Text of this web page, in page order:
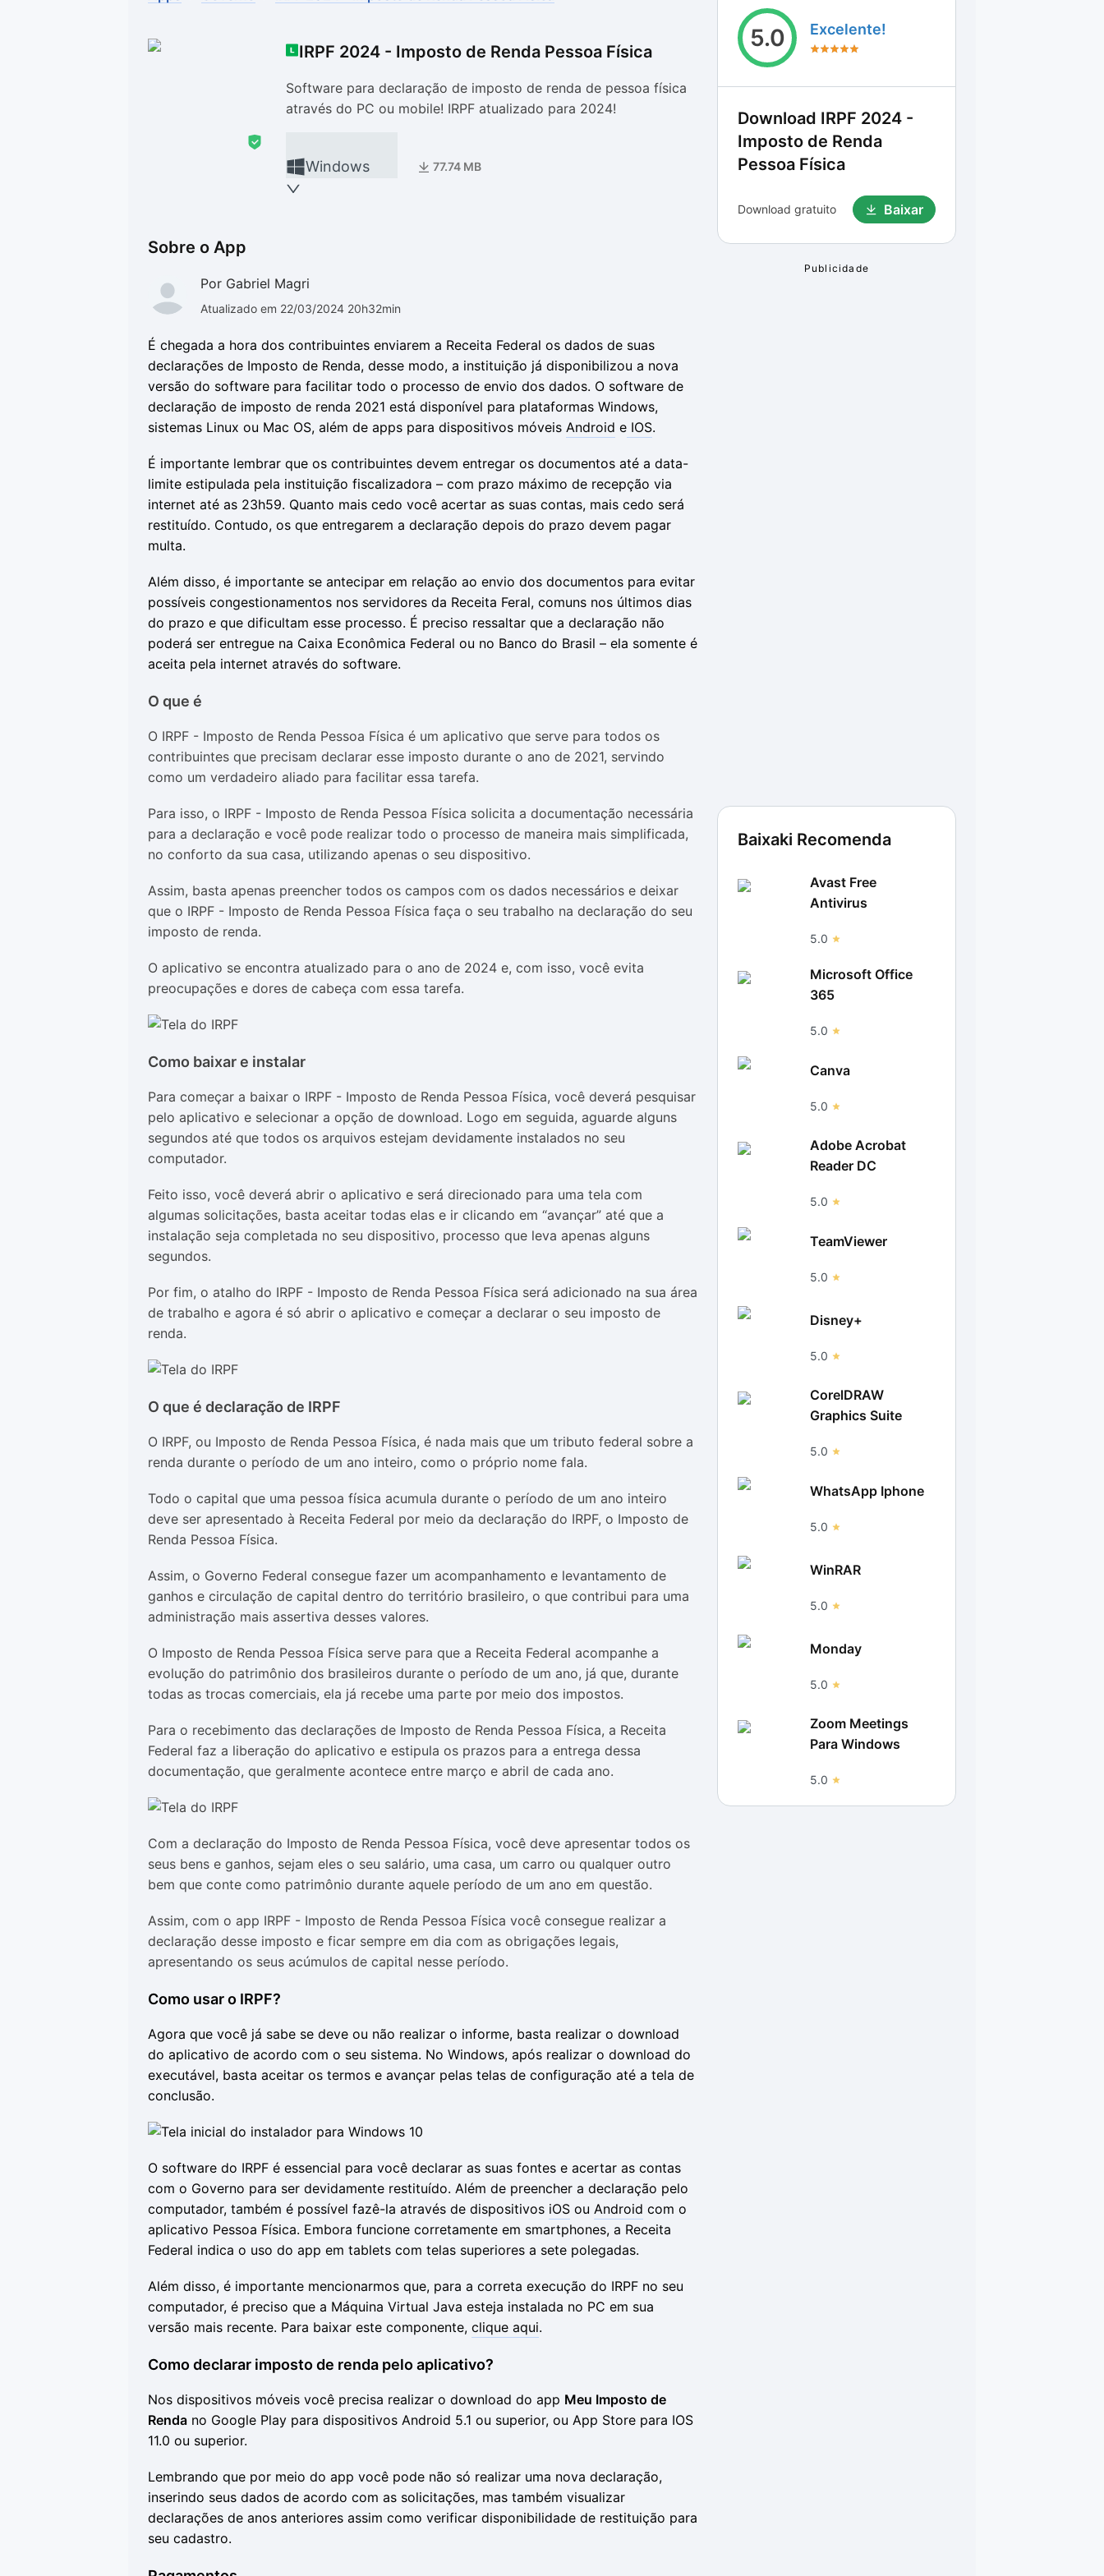
IRPF 2024 - Imposto de Renda Pessoa Física
Software para declaração de imposto de renda de pessoa física
através do PC ou mobile! IRPF atualizado para 2024!
Windows 77.74 MB
Sobre o App
Por Gabriel Magri
Atualizado em 22/03/2024 20h32min
É chegada a hora dos contribuintes enviarem a Receita Federal os dados de suas
declarações de Imposto de Renda, desse modo, a instituição já disponibilizou a nova
versão do software para facilitar todo o processo de envio dos dados. O software de
declaração de imposto de renda 2021 está disponível para plataformas Windows,
sistemas Linux ou Mac OS, além de apps para dispositivos móveis Android e IOS.
É importante lembrar que os contribuintes devem entregar os documentos até a data-
limite estipulada pela instituição fiscalizadora – com prazo máximo de recepção via
internet até as 23h59. Quanto mais cedo você acertar as suas contas, mais cedo será
restituído. Contudo, os que entregarem a declaração depois do prazo devem pagar
multa.
Além disso, é importante se antecipar em relação ao envio dos documentos para evitar
possíveis congestionamentos nos servidores da Receita Feral, comuns nos últimos dias
do prazo e que dificultam esse processo. É preciso ressaltar que a declaração não
poderá ser entregue na Caixa Econômica Federal ou no Banco do Brasil – ela somente é
aceita pela internet através do software.
O que é
O IRPF - Imposto de Renda Pessoa Física é um aplicativo que serve para todos os
contribuintes que precisam declarar esse imposto durante o ano de 2021, servindo
como um verdadeiro aliado para facilitar essa tarefa.
Para isso, o IRPF - Imposto de Renda Pessoa Física solicita a documentação necessária
para a declaração e você pode realizar todo o processo de maneira mais simplificada,
no conforto da sua casa, utilizando apenas o seu dispositivo.
Assim, basta apenas preencher todos os campos com os dados necessários e deixar
que o IRPF - Imposto de Renda Pessoa Física faça o seu trabalho na declaração do seu
imposto de renda.
O aplicativo se encontra atualizado para o ano de 2024 e, com isso, você evita
preocupações e dores de cabeça com essa tarefa.
Como baixar e instalar
Para começar a baixar o IRPF - Imposto de Renda Pessoa Física, você deverá pesquisar
pelo aplicativo e selecionar a opção de download. Logo em seguida, aguarde alguns
segundos até que todos os arquivos estejam devidamente instalados no seu
computador.
Feito isso, você deverá abrir o aplicativo e será direcionado para uma tela com
algumas solicitações, basta aceitar todas elas e ir clicando em “avançar” até que a
instalação seja completada no seu dispositivo, processo que leva apenas alguns
segundos.
Por fim, o atalho do IRPF - Imposto de Renda Pessoa Física será adicionado na sua área
de trabalho e agora é só abrir o aplicativo e começar a declarar o seu imposto de
renda.
O que é declaração de IRPF
O IRPF, ou Imposto de Renda Pessoa Física, é nada mais que um tributo federal sobre a
renda durante o período de um ano inteiro, como o próprio nome fala.
Todo o capital que uma pessoa física acumula durante o período de um ano inteiro
deve ser apresentado à Receita Federal por meio da declaração do IRPF, o Imposto de
Renda Pessoa Física.
Assim, o Governo Federal consegue fazer um acompanhamento e levantamento de
ganhos e circulação de capital dentro do território brasileiro, o que contribui para uma
administração mais assertiva desses valores.
O Imposto de Renda Pessoa Física serve para que a Receita Federal acompanhe a
evolução do patrimônio dos brasileiros durante o período de um ano, já que, durante
todas as trocas comerciais, ela já recebe uma parte por meio dos impostos.
Para o recebimento das declarações de Imposto de Renda Pessoa Física, a Receita
Federal faz a liberação do aplicativo e estipula os prazos para a entrega dessa
documentação, que geralmente acontece entre março e abril de cada ano.
Com a declaração do Imposto de Renda Pessoa Física, você deve apresentar todos os
seus bens e ganhos, sejam eles o seu salário, uma casa, um carro ou qualquer outro
bem que conte como patrimônio durante aquele período de um ano em questão.
Assim, com o app IRPF - Imposto de Renda Pessoa Física você consegue realizar a
declaração desse imposto e ficar sempre em dia com as obrigações legais,
apresentando os seus acúmulos de capital nesse período.
Como usar o IRPF?
Agora que você já sabe se deve ou não realizar o informe, basta realizar o download
do aplicativo de acordo com o seu sistema. No Windows, após realizar o download do
executável, basta aceitar os termos e avançar pelas telas de configuração até a tela de
conclusão.
O software do IRPF é essencial para você declarar as suas fontes e acertar as contas
com o Governo para ser devidamente restituído. Além de preencher a declaração pelo
computador, também é possível fazê-la através de dispositivos iOS ou Android com o
aplicativo Pessoa Física. Embora funcione corretamente em smartphones, a Receita
Federal indica o uso do app em tablets com telas superiores a sete polegadas.
Além disso, é importante mencionarmos que, para a correta execução do IRPF no seu
computador, é preciso que a Máquina Virtual Java esteja instalada no PC em sua
versão mais recente. Para baixar este componente, clique aqui.
Como declarar imposto de renda pelo aplicativo?
Nos dispositivos móveis você precisa realizar o download do app Meu Imposto de
Renda no Google Play para dispositivos Android 5.1 ou superior, ou App Store para IOS
11.0 ou superior.
Lembrando que por meio do app você pode não só realizar uma nova declaração,
inserindo seus dados de acordo com as solicitações, mas também visualizar
declarações de anos anteriores assim como verificar disponibilidade de restituição para
seu cadastro.
5.0 Excelente!
Download IRPF 2024 -
Imposto de Renda
Pessoa Física
Download gratuito Baixar
Baixaki Recomenda
Avast Free
Antivirus
5.0
Microsoft Office
365
5.0
Canva
5.0
Adobe Acrobat
Reader DC
5.0
TeamViewer
5.0
Disney+
5.0
CorelDRAW
Graphics Suite
5.0
WhatsApp Iphone
5.0
WinRAR
5.0
Monday
5.0
Zoom Meetings
Para Windows
5.0